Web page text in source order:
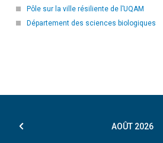
Pôle sur la ville résiliente de l’UQAM
Département des sciences biologiques
AOÛT 2026